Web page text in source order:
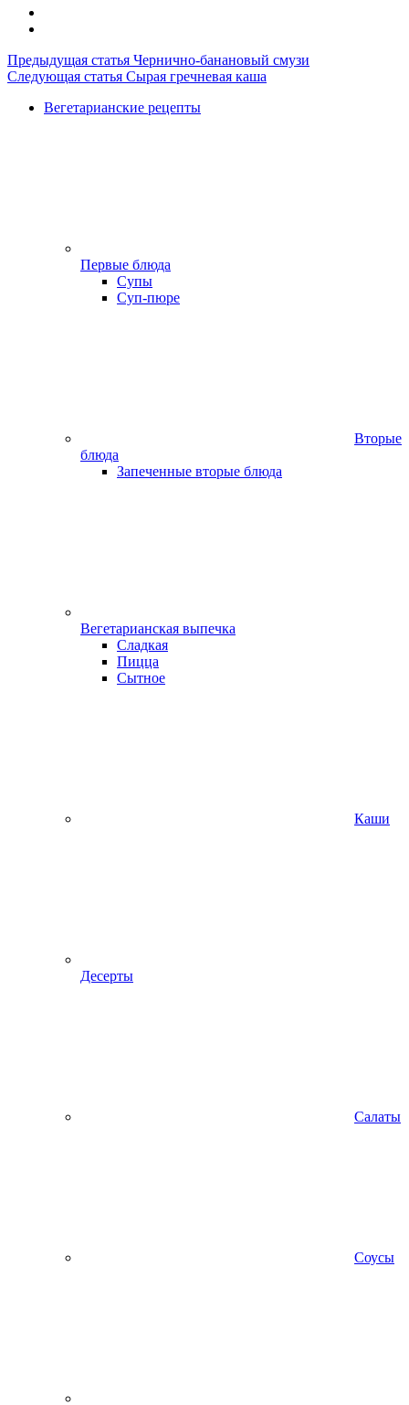
Предыдущая статья Чернично-банановый смузи
Следующая статья Сырая гречневая каша
Вегетарианские рецепты
Первые блюда
Супы
Суп-пюре
Вторые
блюда
Запеченные вторые блюда
Вегетарианская выпечка
Сладкая
Пицца
Сытное
Каши
Десерты
Салаты
Соусы